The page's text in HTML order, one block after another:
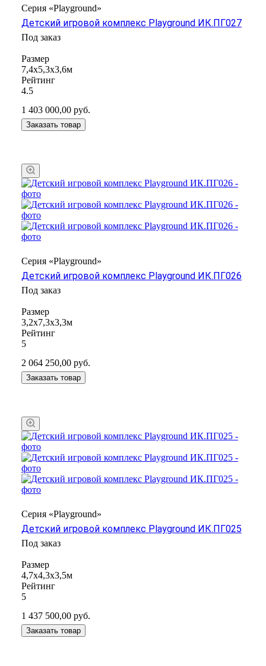
Серия «Playground»
Детский игровой комплекс Playground ИК.ПГ027
Под заказ
Размер
7,4х5,3х3,6м
Рейтинг
4.5
1 403 000,00 руб.
Заказать товар
Серия «Playground»
Детский игровой комплекс Playground ИК.ПГ026
Под заказ
Размер
3,2х7,3х3,3м
Рейтинг
5
2 064 250,00 руб.
Заказать товар
Серия «Playground»
Детский игровой комплекс Playground ИК.ПГ025
Под заказ
Размер
4,7х4,3х3,5м
Рейтинг
5
1 437 500,00 руб.
Заказать товар